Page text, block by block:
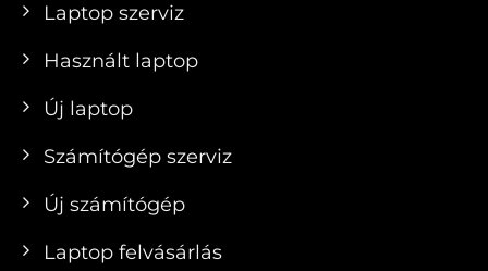
Laptop szerviz
Használt laptop
Új laptop
Számítógép szerviz
Új számítógép
Laptop felvásárlás